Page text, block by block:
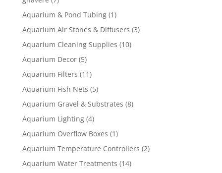
Aquarium & Pond Tubing (1)
Aquarium Air Stones & Diffusers (3)
Aquarium Cleaning Supplies (10)
Aquarium Decor (5)
Aquarium Filters (11)
Aquarium Fish Nets (5)
Aquarium Gravel & Substrates (8)
Aquarium Lighting (4)
Aquarium Overflow Boxes (1)
Aquarium Temperature Controllers (2)
Aquarium Water Treatments (14)